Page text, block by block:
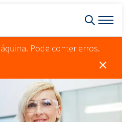
Pode conter erros.